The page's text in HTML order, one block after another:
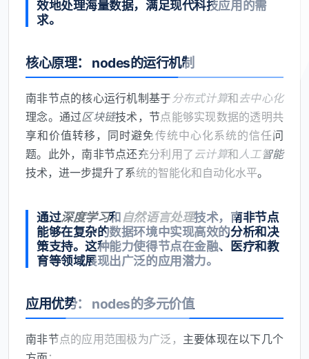
效地处理海量数据，满足现代科技应用的需
求。
核心原理： nodes的运行机制
南非节点的核心运行机制基于 分布式计算和去中心化
理念。通过区块链技术，节点能够实现数据的透明共
享和价值转移，同时避免传统中心化系统的信任问
题。此外，南非节点还充分利用了 云计算和人工智能
技术，进一步提升了系统的智能化和自动化水平。
通过深度学习和 自然语言处理技术，南非节点
能够在复杂的数据环境中实现高效的分析和决
策支持。这种能力使得节点在金融、医疗和教
育等领域展现出广泛的应用潜力。
应用优势： nodes的多元价值
南非节点的应用范围极为广泛，主要体现在以下几个